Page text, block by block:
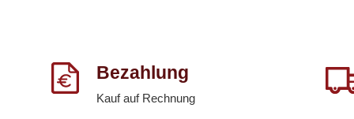
Bezahlung
Kauf auf Rechnung